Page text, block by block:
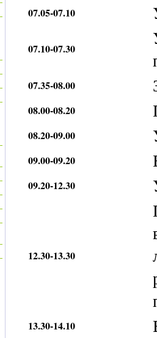
07.05-07.10
07.10-07.30
07.35-08.00
08.00-08.20
08.20-09.00
09.00-09.20
09.20-12.30
12.30-13.30
13.30-14.10